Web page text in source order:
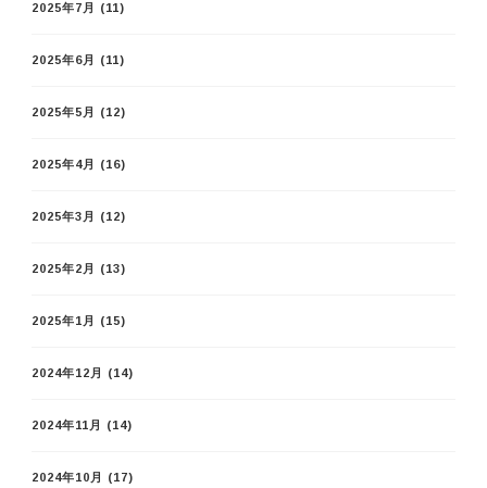
2025年7月 (11)
2025年6月 (11)
2025年5月 (12)
2025年4月 (16)
2025年3月 (12)
2025年2月 (13)
2025年1月 (15)
2024年12月 (14)
2024年11月 (14)
2024年10月 (17)